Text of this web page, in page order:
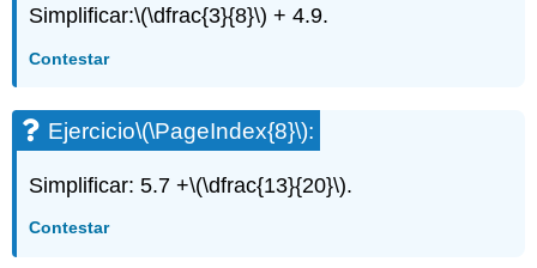
Simplificar:\(\dfrac{3}{8}\) + 4.9.
Contestar
Ejercicio\(\PageIndex{8}\):
Simplificar: 5.7 +\(\dfrac{13}{20}\).
Contestar